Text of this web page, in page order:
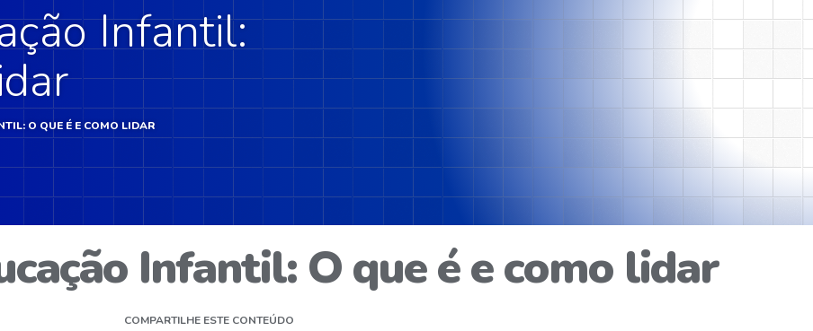
Infantil:
O QUE É E COMO LIDAR
Infantil: O que é e como lidar
COMPARTILHE ESTE CONTEÚDO